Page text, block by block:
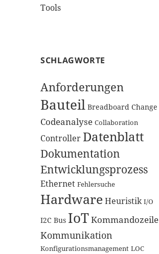
Tools
SCHLAGWORTE
Anforderungen
Bauteil Breadboard Change
Codeanalyse Collaboration
Controller Datenblatt
Dokumentation
Entwicklungsprozess
Ethernet Fehlersuche
HardwareHeuristik I/O
I2C Bus IoTKommandozeile
Kommunikation
Konfigurationsmanagement LOC